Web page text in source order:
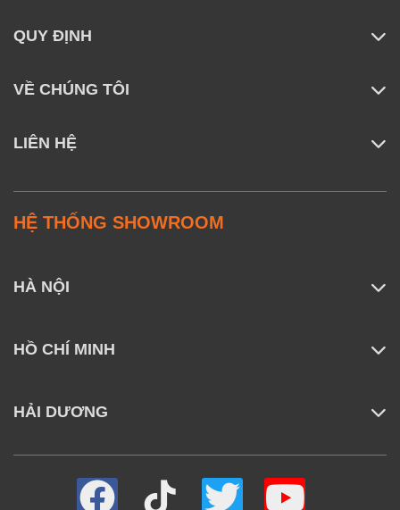
QUY ĐỊNH
VỀ CHÚNG TÔI
LIÊN HỆ
HỆ THỐNG SHOWROOM
HÀ NỘI
HỒ CHÍ MINH
HẢI DƯƠNG